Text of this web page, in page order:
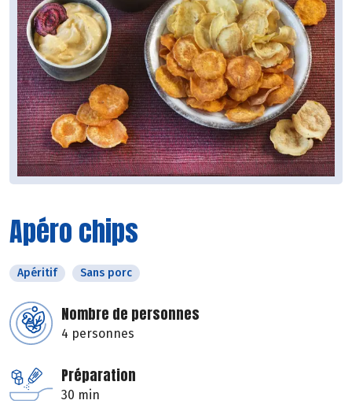
Apéro chips
Apéritif Sans porc
Nombre de personnes
4 personnes
Préparation
30 min